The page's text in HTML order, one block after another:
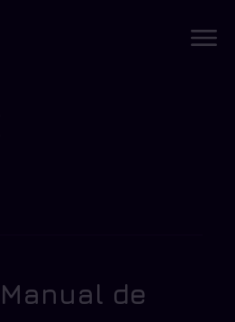
Manual de